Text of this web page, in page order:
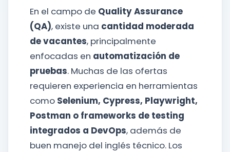
En el campo de Quality Assurance
(QA), existe una cantidad moderada
de vacantes, principalmente
enfocadas en automatización de
pruebas. Muchas de las ofertas
requieren experiencia en herramientas
como Selenium, Cypress, Playwright,
Postman o frameworks de testing
integrados a DevOps, además de
buen manejo del inglés técnico. Los